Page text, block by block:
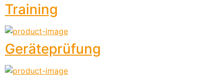
Training
Geräteprüfung